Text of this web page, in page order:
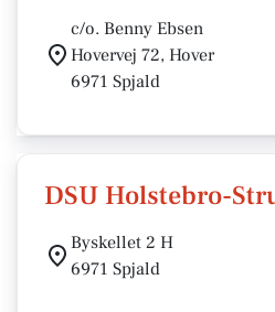
c/o. Benny Ebsen
Hovervej 72, Hover
6971 Spjald
DSU Holstebro-
Byskellet 2 H
6971 Spjald